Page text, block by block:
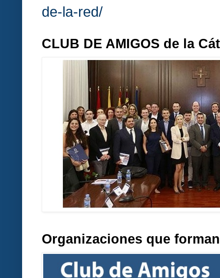
de-la-red/
CLUB DE AMIGOS de la
Organizaciones que